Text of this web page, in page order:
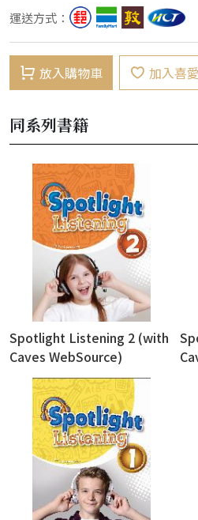
運送方式：
放入購物車 加入喜
同系列書籍
Spotlight Listening 2 (with
Caves WebSource)